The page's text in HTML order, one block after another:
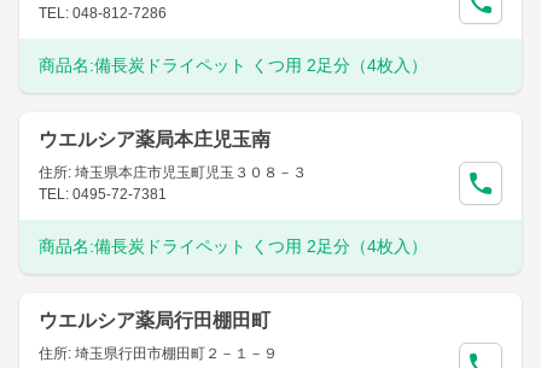
TEL: 048-812-7286
商品名:備長炭ドライペット くつ用 2足分（4枚入）
ウエルシア薬局本庄児玉南
住所: 埼玉県本庄市児玉町児玉３０８－３
TEL: 0495-72-7381
商品名:備長炭ドライペット くつ用 2足分（4枚入）
ウエルシア薬局行田棚田町
住所: 埼玉県行田市棚田町２－１－９